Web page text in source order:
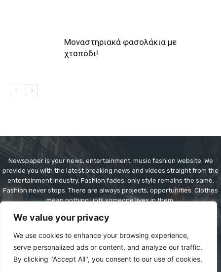
We value your privacy
We use cookies to enhance your browsing experience,
serve personalized ads or content, and analyze our traffic.
By clicking "Accept All", you consent to our use of cookies.
Μοναστηριακά φασολάκια με
χταπόδι!
Newspaper is your news, entertainment, music fashion website. We
provide you with the latest breaking news and videos straight from the
entertainment industry. Fashion fades, only style remains the same.
Fashion never stops. There are always projects, opportunities. Clothes
mean nothing until someone lives in them.
Contact us:contact@yoursite.com